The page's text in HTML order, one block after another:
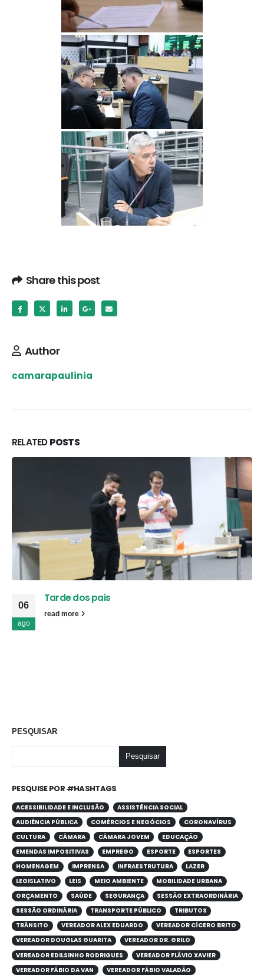
Share this post
Author
camarapaulinia
RELATEDPOSTS
06
ago
Tarde dos pais
read more
PESQUISAR
Pesquisar
PESQUISE POR #HASHTAGS
ACESSIBILIDADE E INCLUSÃO
ASSISTÊNCIA SOCIAL
AUDIÊNCIA PÚBLICA
COMÉRCIOS E NEGÓCIOS
CORONAVÍRUS
CULTURA
CÂMARA CÂMARA JOVEM
EDUCAÇÃO
EMENDAS IMPOSITIVAS
EMPREGO ESPORTE
ESPORTES
HOMENAGEM
IMPRENSA INFRAESTRUTURA
LAZER
LEGISLATIVO
LEIS MEIO AMBIENTE
MOBILIDADE URBANA
ORÇAMENTO
SAÚDE SEGURANÇA
SESSÃO EXTRAORDINÁRIA
SESSÃO ORDINÁRIA
TRANSPORTE PÚBLICO
TRIBUTOS
TRÂNSITO
VEREADOR ALEX EDUARDO
VEREADOR CÍCERO BRITO
VEREADOR DOUGLAS GUARITA
VEREADOR DR. GRILO
VEREADOR EDILSINHO RODRIGUES
VEREADOR FLÁVIO XAVIER
VEREADOR FÁBIO DA VAN
VEREADOR FÁBIO VALADÃO